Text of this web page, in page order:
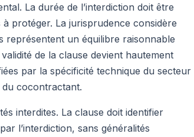
La durée de l’interdiction doit être
protéger. La jurisprudence considère
représentent un équilibre raisonnable
de la clause devient hautement
par la spécificité technique du secteur
du cocontractant.
interdites. La clause doit identifier
l’interdiction, sans généralités